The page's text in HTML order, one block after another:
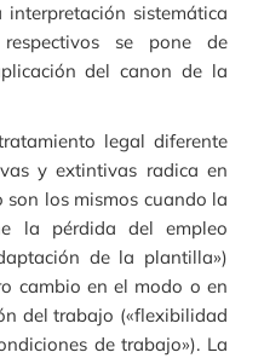
sistemática
se pone de
del canon de la
legal diferente
y extintivas radica en
son los mismos cuando la
la pérdida del empleo
de la plantilla»)
cambio en el modo o en
del trabajo («flexibilidad
de trabajo»). La